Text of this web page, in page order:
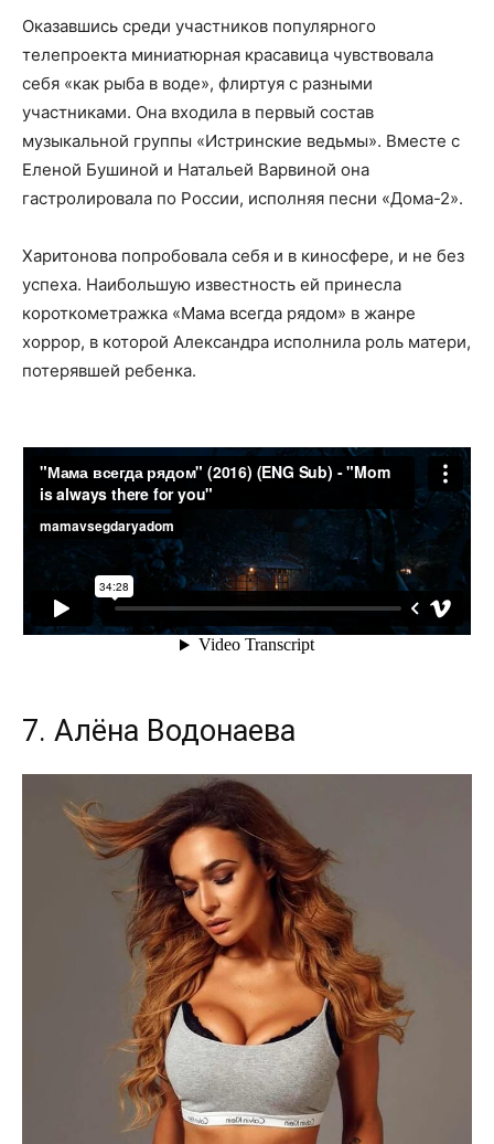
Оказавшись среди участников популярного
телепроекта миниатюрная красавица чувствовала
себя «как рыба в воде», флиртуя с разными
участниками. Она входила в первый состав
музыкальной группы «Истринские ведьмы». Вместе с
Еленой Бушиной и Натальей Варвиной она
гастролировала по России, исполняя песни «Дома-2».
Харитонова попробовала себя и в киносфере, и не без
успеха. Наибольшую известность ей принесла
короткометражка «Мама всегда рядом» в жанре
хоррор, в которой Александра исполнила роль матери,
потерявшей ребенка.
7. Алёна Водонаева